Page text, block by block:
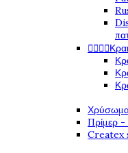

Πρίμερ -
Createx